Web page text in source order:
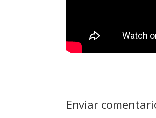
Enviar